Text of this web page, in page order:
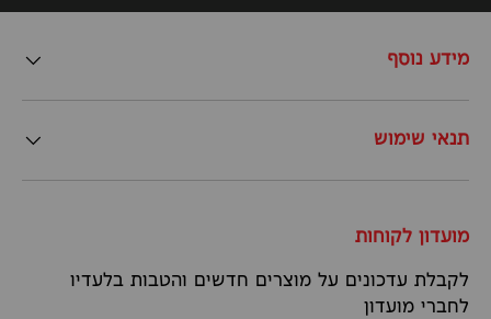
מידע נוסף
תנאי שימוש
מועדון לקוחות
לקבלת עדכונים על מוצרים חדשים והטבות בלעדיו
לחברי מועדון